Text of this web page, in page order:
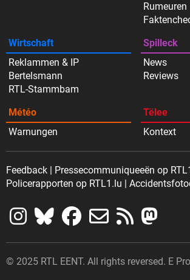
Rumeuren
Wirtschaft
Reklammen & IP
Bertelsmann
RTL-Stammbam
Spilleck
News
Reviews
Météo
Warnungen
Tëlee
Kontext
Feedback
Pressecommuniqueeën op
Policerapporten op RTL1.lu
© 2025 RTL EENT. All rights reversed. E